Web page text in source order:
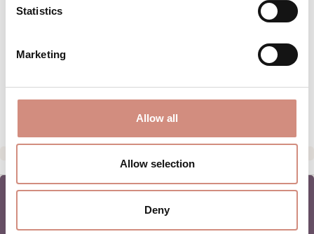
Statistics
Marketing
Allow all
Allow selection
Deny
MATERIAL
HERSTELLERANGABEN